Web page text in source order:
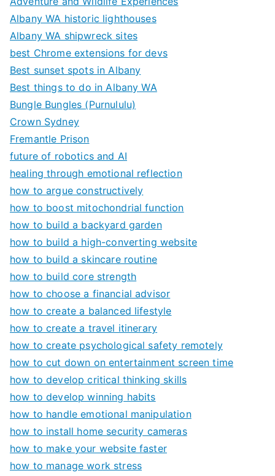
Albany WA historic lighthouses
Albany WA shipwreck sites
best Chrome extensions for devs
Best sunset spots in Albany
Best things to do in Albany WA
Bungle Bungles (Purnululu)
Crown Sydney
Fremantle Prison
future of robotics and AI
healing through emotional reflection
how to argue constructively
how to boost mitochondrial function
how to build a backyard garden
how to build a high-converting website
how to build a skincare routine
how to build core strength
how to choose a financial advisor
how to create a balanced lifestyle
how to create a travel itinerary
how to create psychological safety remotely
how to cut down on entertainment screen time
how to develop critical thinking skills
how to develop winning habits
how to handle emotional manipulation
how to install home security cameras
how to make your website faster
how to manage work stress